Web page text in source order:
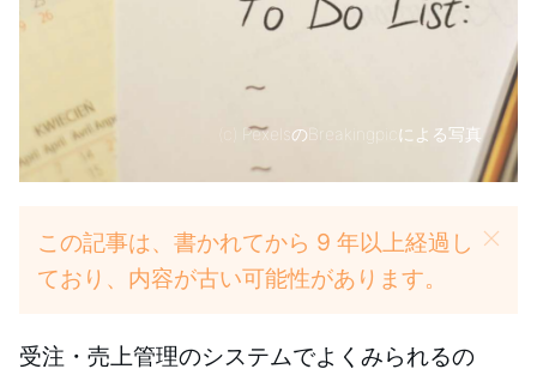
PexelsのBreakingpicによる写真
この記事は、書かれてから 9 年以上経過し
ており、内容が古い可能性があります。
受注・売上管理のシステムでよくみられるの